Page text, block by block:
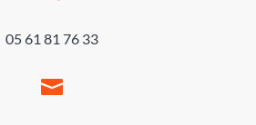
05 61 81 76 33
